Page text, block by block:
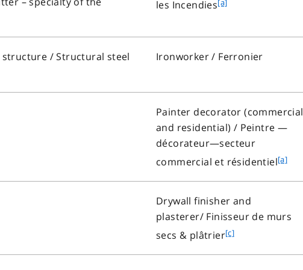
les Incendies
t
e
a
structure / Structural steel
Ironworker / Ferronier
Painter decorator (commercial
and residential) / Peintre —
décorateur—secteur
commercial et résidentielf
n
t
[a]
Drywall finisher and
plasterer/ Finisseur de murs
secs & plâtrierf[c]